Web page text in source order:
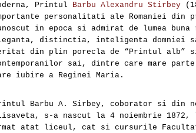
Printul Barbu Alexandru Stirbey
personalitati ale Romaniei din
in epoca si admirat de lumea buna
distinctia, inteligenta domniei
din plin porecla de “Printul alb”
sai, dintre care mare
iubire a Reginei Maria.
Barbu A. Sirbey, coborator si din
s-a nascut la 4 noiembrie
atat liceul, cat si cursurile